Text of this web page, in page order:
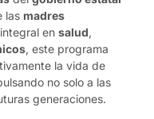
las madres
en salud,
, este programa
la vida de
no solo a las
generaciones.